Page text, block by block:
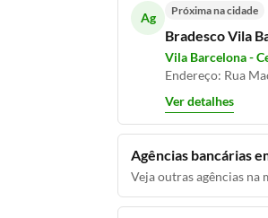
Ag Próxima na cidade
Bradesco Vila
Vila Barcelona -
Endereço: Rua
Ver detalhes
Agências bancárias
Veja outras agências na